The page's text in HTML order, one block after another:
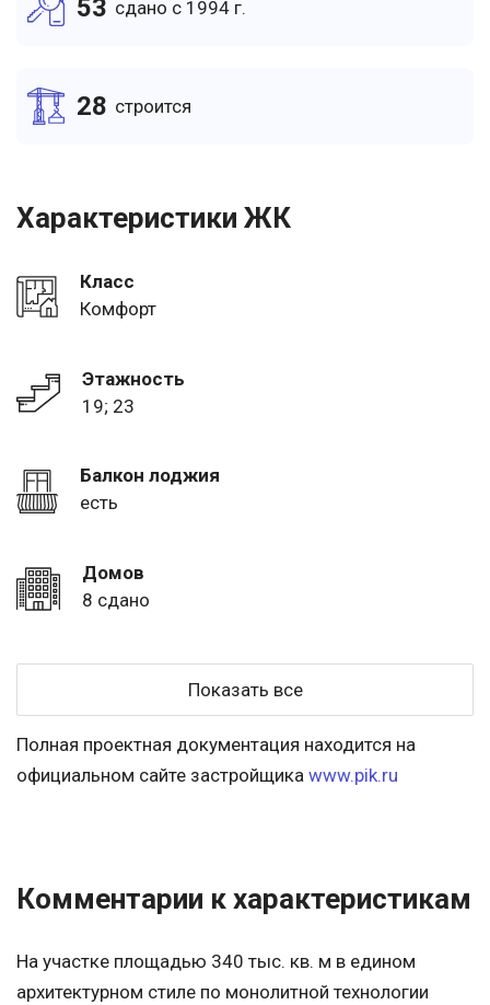
53 cдано c 1994 г.
28 cтроится
Характеристики ЖК
Класс
Комфорт
Этажность
19; 23
Балкон лоджия
есть
Домов
8 сдано
Показать все
Полная проектная документация находится на
официальном сайте застройщика www.pik.ru
Комментарии к характеристикам
На участке площадью 340 тыс. кв. м в едином
архитектурном стиле по монолитной технологии